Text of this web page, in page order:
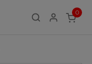
0
ITEMS